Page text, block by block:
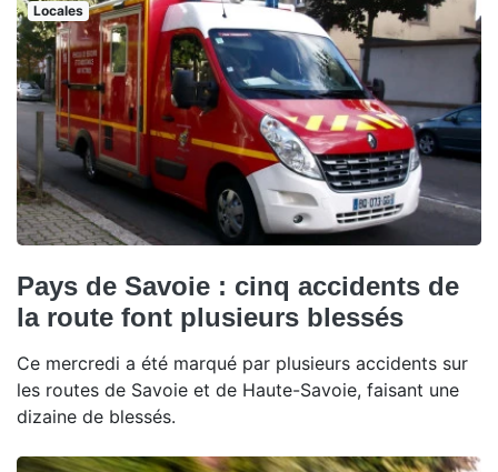
Locales
Pays de Savoie : cinq accidents de
la route font plusieurs blessés
Ce mercredi a été marqué par plusieurs accidents sur
les routes de Savoie et de Haute-Savoie, faisant une
dizaine de blessés.